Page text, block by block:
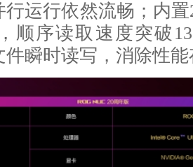
运行依然流畅；内置
顺序读取速度突破
瞬时读写，消除性